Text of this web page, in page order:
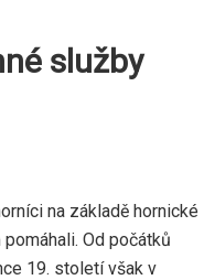
služby
na základě hornické
Od počátků
19. století však v